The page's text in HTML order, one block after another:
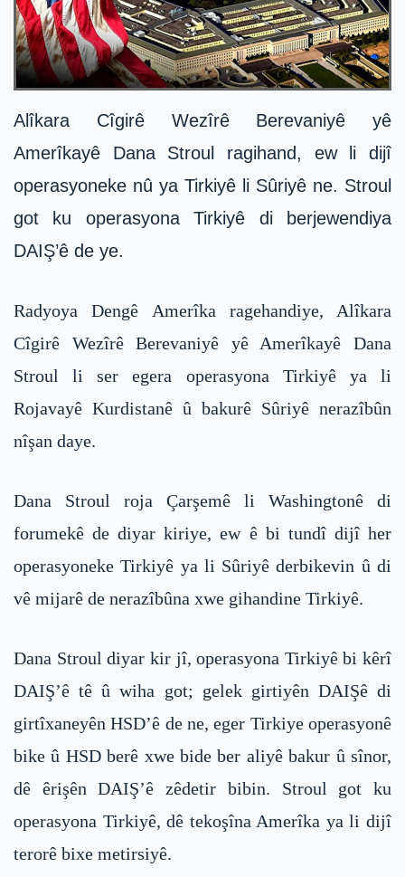
Alîkara Cîgirê Wezîrê Berevaniyê yê
Amerîkayê Dana Stroul ragihand, ew li dijî
operasyoneke nû ya Tirkiyê li Sûriyê ne. Stroul
got ku operasyona Tirkiyê di berjewendiya
DAIŞ’ê de ye.
Radyoya Dengê Amerîka ragehandiye, Alîkara
Cîgirê Wezîrê Berevaniyê yê Amerîkayê Dana
Stroul li ser egera operasyona Tirkiyê ya li
Rojavayê Kurdistanê û bakurê Sûriyê nerazîbûn
nîşan daye.
Dana Stroul roja Çarşemê li Washingtonê di
forumekê de diyar kiriye, ew ê bi tundî dijî her
operasyoneke Tirkiyê ya li Sûriyê derbikevin û di
vê mijarê de nerazîbûna xwe gihandine Tirkiyê.
Dana Stroul diyar kir jî, operasyona Tirkiyê bi kêrî
DAIŞ’ê tê û wiha got; gelek girtiyên DAIŞê di
girtîxaneyên HSD’ê de ne, eger Tirkiye operasyonê
bike û HSD berê xwe bide ber aliyê bakur û sînor,
dê êrişên DAIŞ’ê zêdetir bibin. Stroul got ku
operasyona Tirkiyê, dê tekoşîna Amerîka ya li dijî
terorê bixe metirsiyê.